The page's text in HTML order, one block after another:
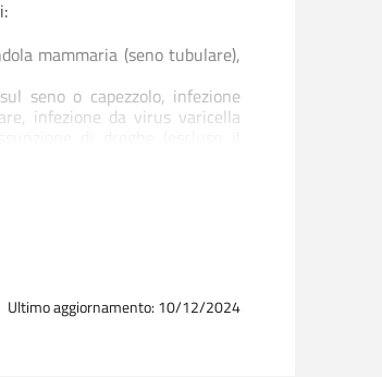
mammaria (seno tubulare),
seno o capezzolo, infezione
infezione da virus varicella
Ultimo aggiornamento: 10/12/2024